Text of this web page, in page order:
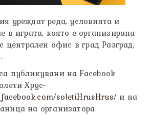
уреждат реда, условията и
в играта, която е организирана
централен офис в град Разград,
публикувани на Facebook
Хрус-
soletiHrusHrus/ и на
на организатора